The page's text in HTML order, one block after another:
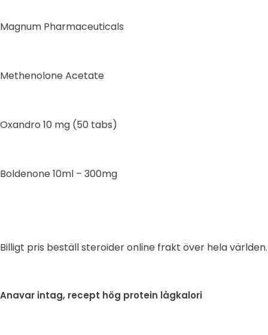
Magnum Pharmaceuticals
Methenolone Acetate
Oxandro 10 mg (50 tabs)
Boldenone 10ml – 300mg
Billigt pris beställ steroider online frakt över hela världen.
Anavar intag, recept hög protein lågkalori